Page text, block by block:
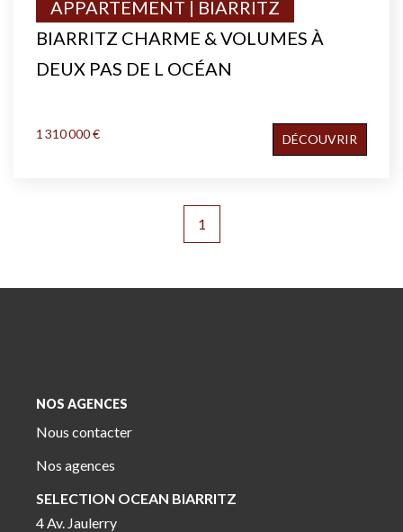
BIARRITZ CHARME & VOLUMES À
DEUX PAS DE L OCÉAN
APPARTEMENT | BIARRITZ
1 310 000 € DÉCOUVRIR
1
NOS AGENCES
Nous contacter
Nos agences
SELECTION OCEAN BIARRITZ
4 Av. Jaulerry